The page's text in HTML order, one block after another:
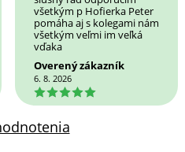
všetkým p Hofierka Peter
pomáha aj s kolegami nám
všetkým veľmi im veľká
vďaka
Overený zákazník
6. 8. 2026
5